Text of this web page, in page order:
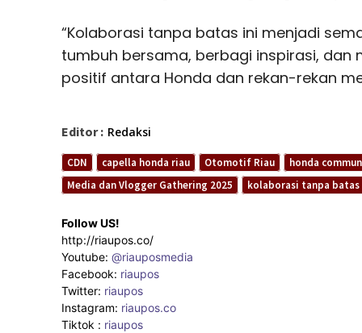
“Kolaborasi tanpa batas ini menjadi
tumbuh bersama, berbagi inspirasi, dan
positif antara Honda dan rekan-rekan
Editor : Redaksi
CDN capella honda riau Otomotif Riau
honda
Media dan Vlogger Gathering 2025
kolaborasi tanpa batas
Follow US!
http://riaupos.co/
Youtube: @riauposmedia
Facebook: riaupos
Twitter: riaupos
Instagram: riaupos.co
Tiktok : riaupos